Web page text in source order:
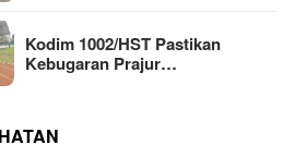
Kodim 1002/HST Pastikan
Kebugaran Prajur…